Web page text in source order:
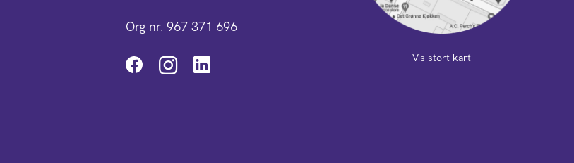
Org nr. 967 371 696
Instagram Vis stort kart